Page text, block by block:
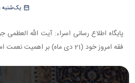
یک‌شنبه 21 دی 1404
​​​​​​​پایگاه اطلاع رسانی اسراء: آیت الله
فقه امروز خود (21 دی ماه) بر اهمیت نعمت امنیت تاکید کردند.